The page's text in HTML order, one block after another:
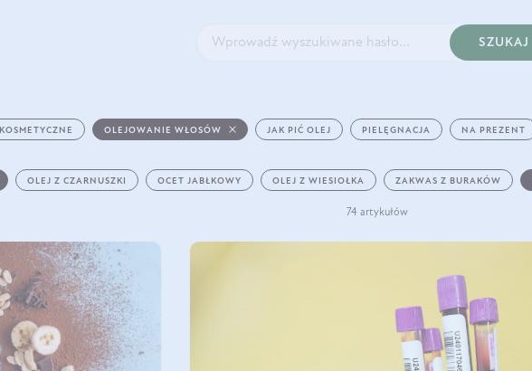
SZUKAJ
KOSMETYCZNE OLEJOWANIE WŁOSÓW JAK PIĆ OLEJ PIELĘGNACJA NA PREZENT
OLEJ Z CZARNUSZKI OCET JABŁKOWY OLEJ Z WIESIOŁKA ZAKWAS Z BURAKÓW
74 artykułów